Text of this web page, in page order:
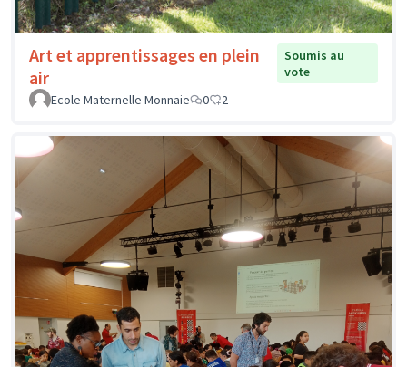
Art et apprentissages en plein
air
Soumis au
vote
Ecole Maternelle Monnaie
0 2